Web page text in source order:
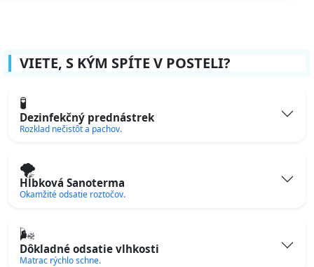
VIETE, S KÝM SPÍTE V POSTELI?
🧪
Dezinfekčný prednástrek
Rozklad nečistôt a pachov.
🌪️
Hĺbková Sanoterma
Okamžité odsatie roztočov.
🌬️
Dôkladné odsatie vlhkosti
Matrac rýchlo schne.